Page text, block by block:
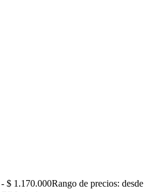
- $ 1.170.000Rango de precios: desde